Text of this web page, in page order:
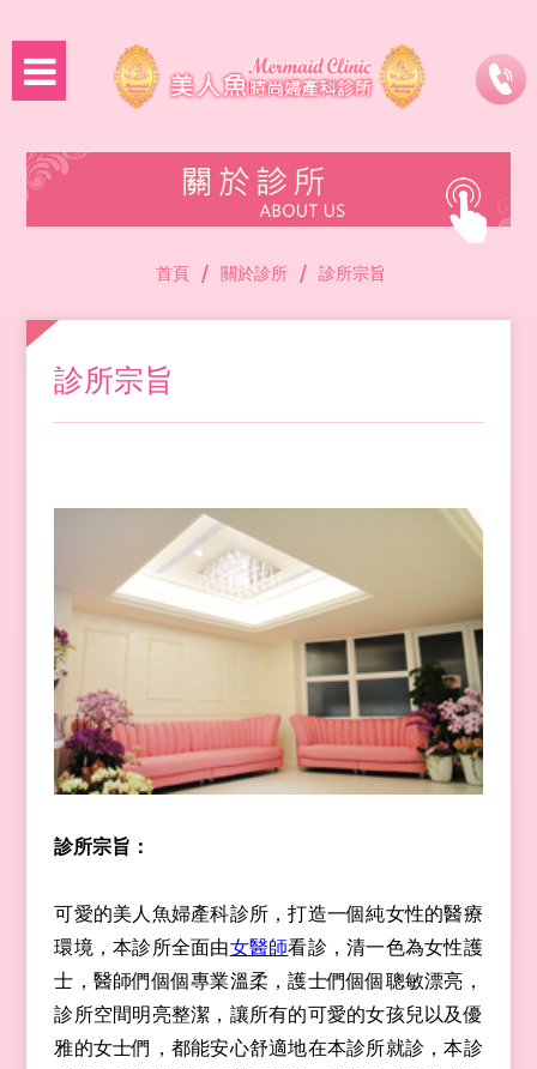
首頁 / 關於診所 / 診所宗旨
診所宗旨
診所宗旨：
可愛的美人魚婦產科診所，打造一個純女性的醫療
環境，本診所全面由女醫師看診，清一色為女性護
士，醫師們個個專業溫柔，護士們個個聰敏漂亮，
診所空間明亮整潔，讓所有的可愛的女孩兒以及優
雅的女士們，都能安心舒適地在本診所就診，本診